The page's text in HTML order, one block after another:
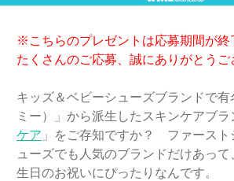
※こちらのプレゼントは応募期間が終
たくさんのご応募、誠にありがとうご
キッズ＆ベビーシューズブランドで有
ミー）」から派生したスキンケアブラ
ケア 」をご存知ですか？ ファースト
ューズでも人気のブランドだけあっ
生日のお祝いにぴったりなんです。